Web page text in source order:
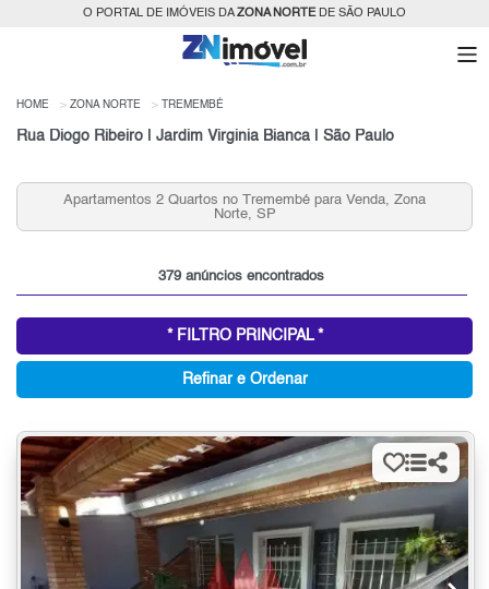
O PORTAL DE IMÓVEIS DAZONA NORTEDE SÃO PAULO
HOME ZONA NORTE TREMEMBÉ
Rua Diogo Ribeiro | Jardim Virginia Bianca | São Paulo
Apartamentos 2 Quartos no Tremembé para Venda, Zona
Norte, SP
379 anúncios encontrados
* FILTRO PRINCIPAL *
Refinar e Ordenar